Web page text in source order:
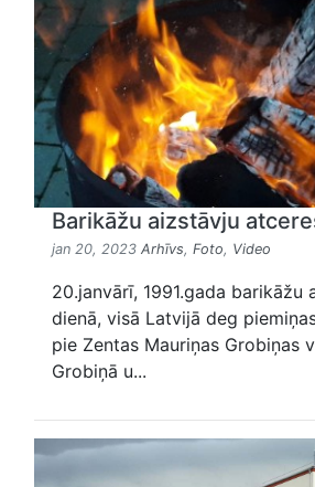
Barikāžu aizstāvju
jan 20, 2023 Arhīvs, Foto, Video
20.janvārī, 1991.gada barikāžu
dienā, visā Latvijā deg
pie Zentas Mauriņas Grobiņas
Grobiņā u...